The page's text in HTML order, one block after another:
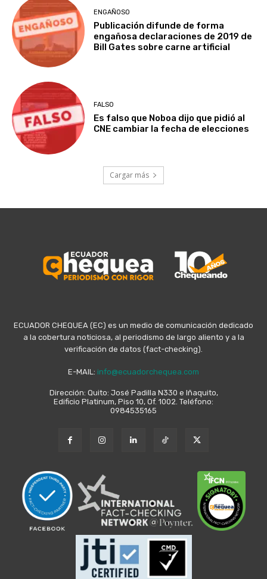
ENGAÑOSO
Publicación difunde de forma
engañosa declaraciones de 2019 de
Bill Gates sobre carne artificial
FALSO
Es falso que Noboa dijo que pidió al
CNE cambiar la fecha de elecciones
Cargar más
ECUADOR CHEQUEA (EC) es un medio de comunicación dedicado
a la cobertura noticiosa, al periodismo de largo aliento y a la
verificación de datos (fact-checking).
E-MAIL: info@ecuadorchequea.com
Dirección: Quito: José Padilla N330 e Iñaquito,
Edificio Platinum, Piso 10, Of. 1002. Teléfono:
0984535165